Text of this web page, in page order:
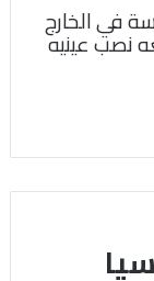
في الخارج
نصب عينيه